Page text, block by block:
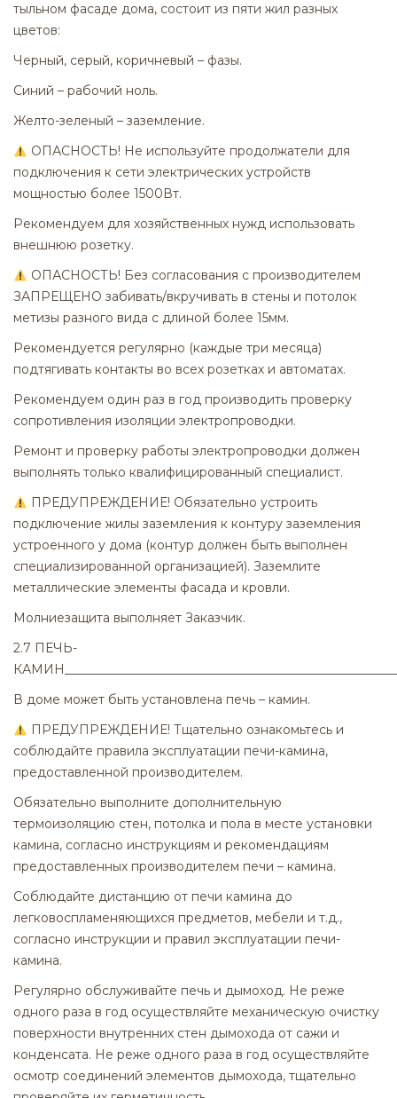
тыльном фасаде дома, состоит из пяти жил разных
цветов:
Черный, серый, коричневый – фазы.
Синий – рабочий ноль.
Желто-зеленый – заземление.
ОПАСНОСТЬ! Не используйте продолжатели для
подключения к сети электрических устройств
мощностью более 1500Вт.
Рекомендуем для хозяйственных нужд использовать
внешнюю розетку.
ОПАСНОСТЬ! Без согласования с производителем
ЗАПРЕЩЕНО забивать/вкручивать в стены и потолок
метизы разного вида с длиной более 15мм.
Рекомендуется регулярно (каждые три месяца)
подтягивать контакты во всех розетках и автоматах.
Рекомендуем один раз в год производить проверку
сопротивления изоляции электропроводки.
Ремонт и проверку работы электропроводки должен
выполнять только квалифицированный специалист.
ПРЕДУПРЕЖДЕНИЕ! Обязательно устроить
подключение жилы заземления к контуру заземления
устроенного у дома (контур должен быть выполнен
специализированной организацией). Заземлите
металлические элементы фасада и кровли.
Молниезащита выполняет Заказчик.
2.7 ПЕЧЬ-
В доме может быть установлена ​​печь – камин.
ПРЕДУПРЕЖДЕНИЕ! Тщательно ознакомьтесь и
соблюдайте правила эксплуатации печи-камина,
предоставленной производителем.
Обязательно выполните дополнительную
термоизоляцию стен, потолка и пола в месте установки
камина, согласно инструкциям и рекомендациям
предоставленных производителем печи – камина.
Соблюдайте дистанцию ​​от печи камина до
легковоспламеняющихся предметов, мебели и т.д.,
согласно инструкции и правил эксплуатации печи-
камина.
Регулярно обслуживайте печь и дымоход. Не реже
одного раза в год осуществляйте механическую очистку
поверхности внутренних стен дымохода от сажи и
конденсата. Не реже одного раза в год осуществляйте
осмотр соединений элементов дымохода, тщательно